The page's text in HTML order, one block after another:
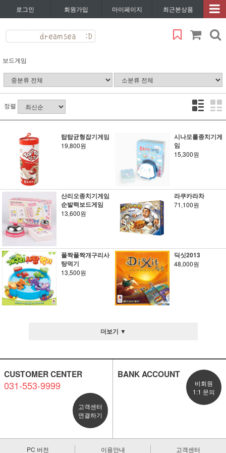
로그인 회원가입 마이페이지 최근본상품
보드게임
정렬
탑탑균형잡기게임
19,800원
시나모롤종치기게
임
15,300원
산리오종치기게임
순발력보드게임
13,600원
라쿠카라차
71,100원
폴짝폴짝개구리사
탕먹기
13,500원
딕싯2013
48,000원
더보기 ▼
CUSTOMER CENTER
031-553-9999
고객센터
연결하기
BANK ACCOUNT
비회원
1:1 문의
PC 버전 이용안내 고객센터